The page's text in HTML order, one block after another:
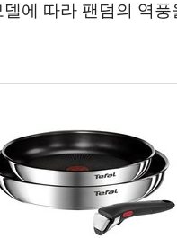
에 따라 팬덤의 역풍